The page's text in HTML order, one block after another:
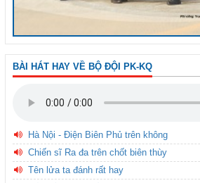
BÀI HÁT HAY VỀ BỘ ĐỘI PK-KQ
Hà Nội - Điện Biên Phủ trên không
Chiến sĩ Ra đa trên chốt biên thùy
Tên lửa ta đánh rất hay